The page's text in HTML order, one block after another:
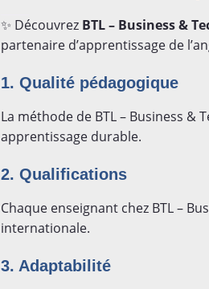
✨ Découvrez BTL – Business &
partenaire d’apprentissage de
1. Qualité pédagogique
La méthode de BTL – Business
apprentissage durable.
2. Qualifications
Chaque enseignant chez BTL –
internationale.
3. Adaptabilité